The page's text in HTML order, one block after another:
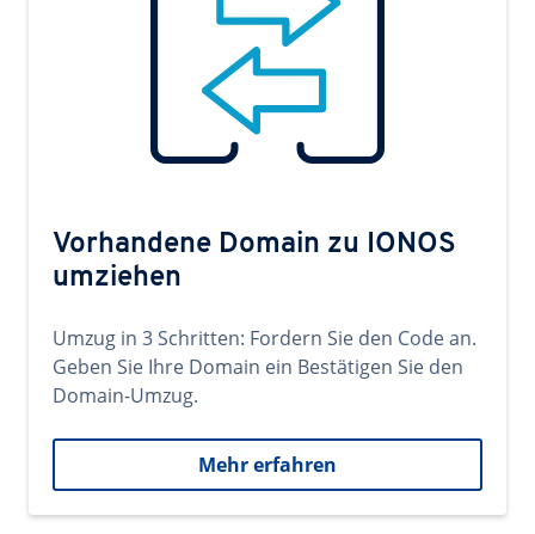
Vorhandene Domain zu IONOS
umziehen
Umzug in 3 Schritten: Fordern Sie den Code an.
Geben Sie Ihre Domain ein Bestätigen Sie den
Domain-Umzug.
Mehr erfahren